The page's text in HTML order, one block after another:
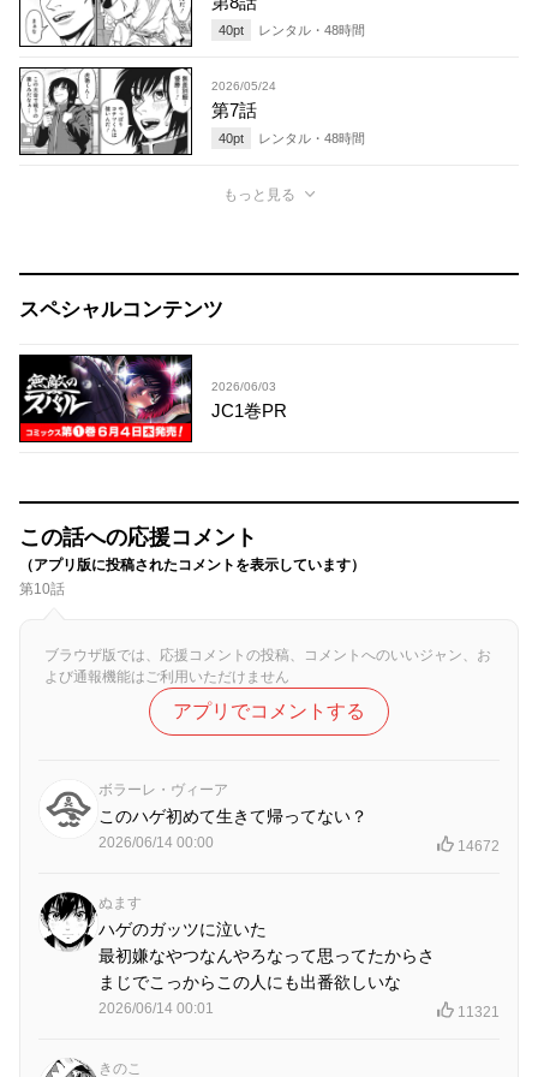
40pt レンタル・ 48時間
2026/05/24
第7話
40pt レンタル・ 48時間
もっと見る
スペシャルコンテンツ
2026/06/03
JC1巻PR
この話への応援コメント
（アプリ版に投稿されたコメントを表示しています）
第10話
ブラウザ版では、応援コメントの投稿、コメントへのいいジャン、お
よび通報機能はご利用いただけません
アプリでコメントする
ボラーレ・ヴィーア
このハゲ初めて生きて帰ってない？
2026/06/14 00:00 14672
ぬます
ハゲのガッツに泣いた
最初嫌なやつなんやろなって思ってたからさ
まじでこっからこの人にも出番欲しいな
2026/06/14 00:01 11321
きのこ